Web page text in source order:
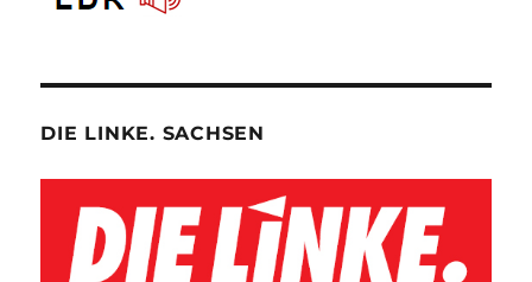
DIE LINKE. SACHSEN